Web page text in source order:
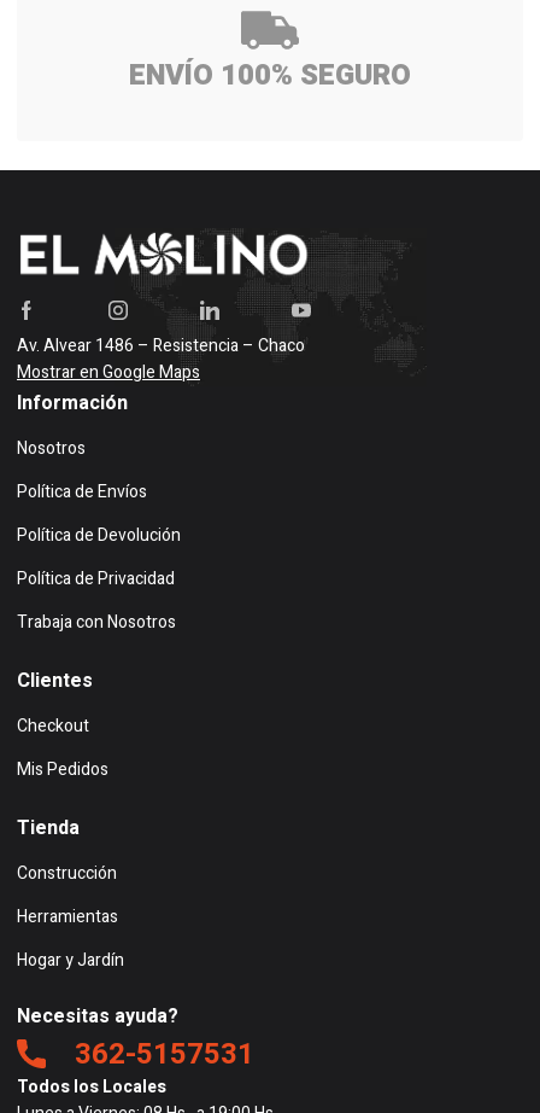
ENVÍO 100% SEGURO
Av. Alvear 1486 – Resistencia – Chaco
Mostrar en Google Maps
Información
Nosotros
Política de Envíos
Política de Devolución
Política de Privacidad
Trabaja con Nosotros
Clientes
Checkout
Mis Pedidos
Tienda
Construcción
Herramientas
Hogar y Jardín
Necesitas ayuda?
362-5157531
Todos los Locales